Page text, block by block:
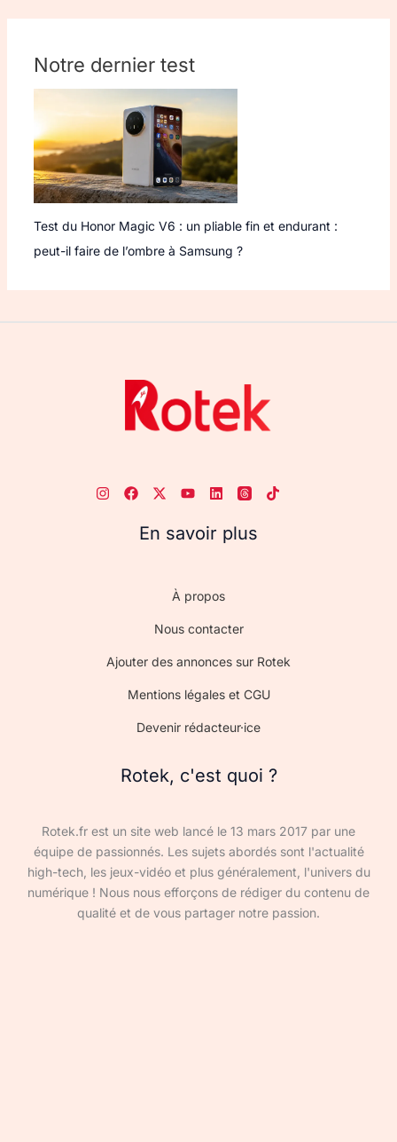
Notre dernier test
Test du Honor Magic V6 : un pliable fin et endurant :
peut-il faire de l’ombre à Samsung ?
En savoir plus
À propos
Nous contacter
Ajouter des annonces sur Rotek
Mentions légales et CGU
Devenir rédacteur·ice
Rotek, c'est quoi ?
Rotek.fr est un site web lancé le 13 mars 2017 par une
équipe de passionnés. Les sujets abordés sont l'actualité
high-tech, les jeux-vidéo et plus généralement, l'univers du
numérique ! Nous nous efforçons de rédiger du contenu de
qualité et de vous partager notre passion.